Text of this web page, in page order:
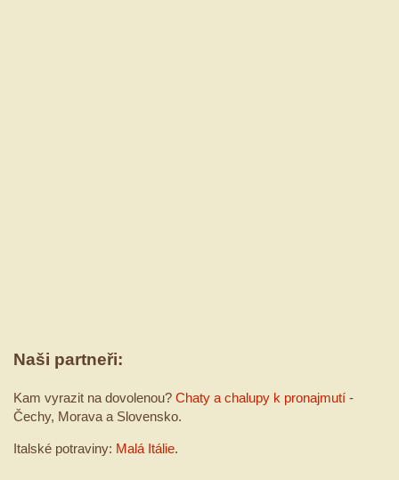
Naši partneři:
Kam vyrazit na dovolenou? Chaty a chalupy k pronajmutí -
Čechy, Morava a Slovensko.
Italské potraviny: Malá Itálie.